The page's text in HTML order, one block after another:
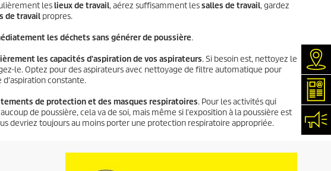
leslieux de travail, aérez suffisamment lessalles de travail, gardez
de travail propres.
les déchets sans générer de poussière.
les capacités d'aspiration de vos aspirateurs. Si besoin est, nettoyez le
le. Optez pour des aspirateurs avec nettoyage de filtre automatique pour
d'aspiration constante.
de protection et des masques respiratoires. Pour les activités qui
de poussière, cela va de soi, mais même si l'exposition à la poussière est
devriez toujours au moins porter une protection respiratoire appropriée.